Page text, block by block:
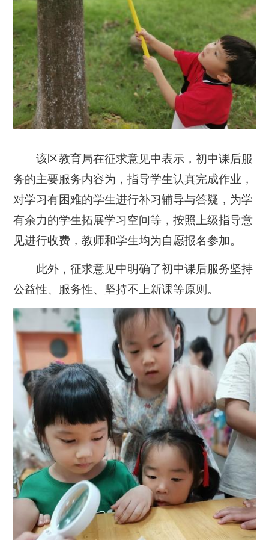
该区教育局在征求意见中表示，初中课后服
务的主要服务内容为，指导学生认真完成作业，
对学习有困难的学生进行补习辅导与答疑，为学
有余力的学生拓展学习空间等，按照上级指导意
见进行收费，教师和学生均为自愿报名参加。
此外，征求意见中明确了初中课后服务坚持
公益性、服务性、坚持不上新课等原则。